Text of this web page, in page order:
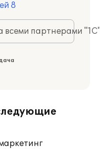
8
всеми партнерами